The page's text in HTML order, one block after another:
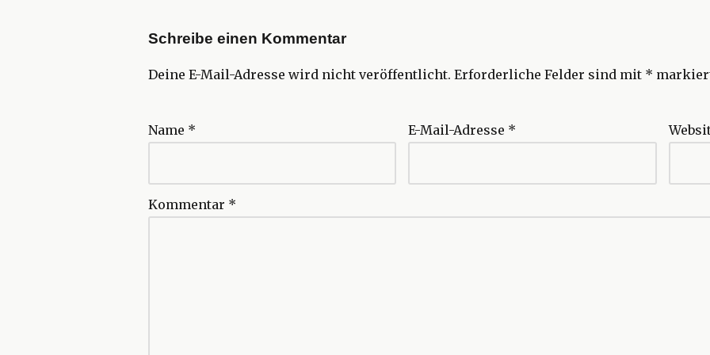
Schreibe einen Kommentar
Deine E-Mail-Adresse wird nicht veröffentlicht. Erforderliche Felder sind mit *
Name * E-Mail-Adresse *
Kommentar *